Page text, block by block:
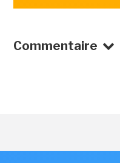
Commentaire